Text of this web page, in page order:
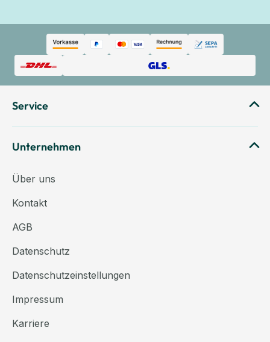
Service
Unternehmen
Über uns
Kontakt
AGB
Datenschutz
Datenschutzeinstellungen
Impressum
Karriere